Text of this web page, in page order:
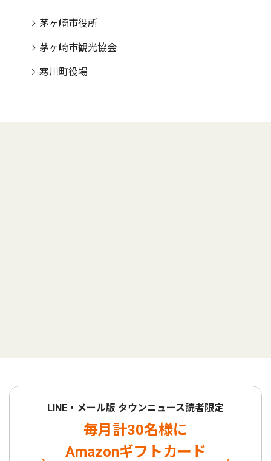
茅ヶ崎市役所
茅ヶ崎市観光協会
寒川町役場
LINE・メール版 タウンニュース読者限定
毎月計30名様に
Amazonギフトカード